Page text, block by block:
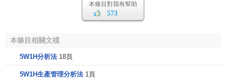
負責任，脾氣又很大，是不是可以換個人？有時候換一個
手段
本條目對我有幫助
573
本條目相關文檔
5W1H分析法 18頁
5W1H生產管理分析法 1頁